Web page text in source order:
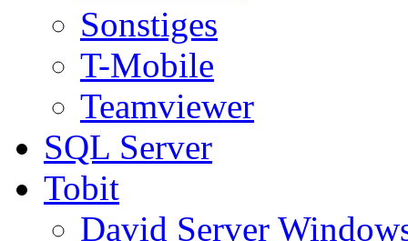
Sonstiges
T-Mobile
Teamviewer
SQL Server
Tobit
David Server